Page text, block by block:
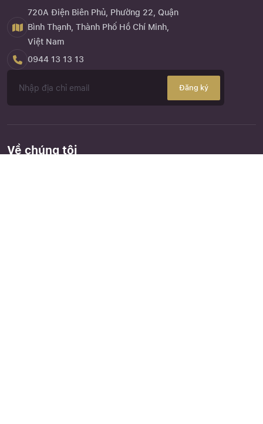
720A Điện Biên Phủ, Phường 22, Quận
Bình Thạnh, Thành Phố Hồ Chí Minh,
Việt Nam
0944 13 13 13
Đăng ký
Về chúng tôi